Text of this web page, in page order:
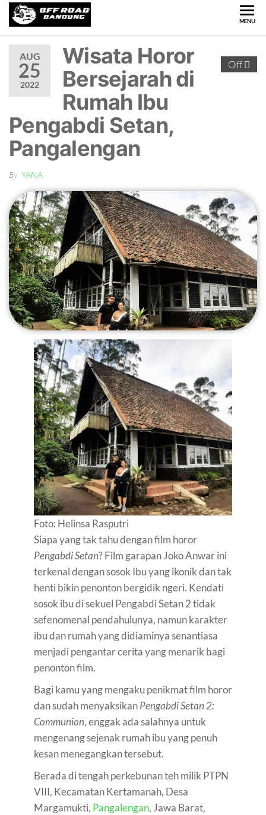
BANDUNG
Offroad
Bandung
MENU
AUG
25
2022
Off
Wisata Horor
Bersejarah di
Rumah Ibu
Pengabdi Setan,
Pangalengan
By YANA
Foto: Helinsa Rasputri
Siapa yang tak tahu dengan film horor
Pengabdi Setan? Film garapan Joko Anwar ini
terkenal dengan sosok Ibu yang ikonik dan tak
henti bikin penonton bergidik ngeri. Kendati
sosok ibu di sekuel Pengabdi Setan 2 tidak
sefenomenal pendahulunya, namun karakter
ibu dan rumah yang didiaminya senantiasa
menjadi pengantar cerita yang menarik bagi
penonton film.
Bagi kamu yang mengaku penikmat film horor
dan sudah menyaksikanPengabdi Setan 2:
Communion, enggak ada salahnya untuk
mengenang sejenak rumah ibu yang penuh
kesan menegangkan tersebut.
Berada di tengah perkebunan teh milik PTPN
VIII, Kecamatan Kertamanah, Desa
Margamukti, Pangalengan, Jawa Barat,